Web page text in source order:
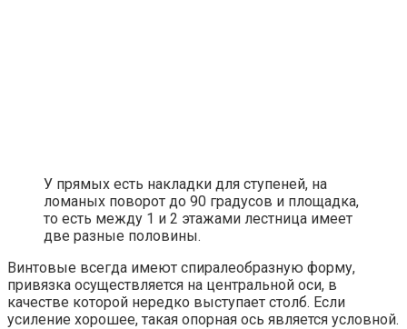
У прямых есть накладки для ступеней, на
ломаных поворот до 90 градусов и площадка,
то есть между 1 и 2 этажами лестница имеет
две разные половины.
Винтовые всегда имеют спиралеобразную форму,
привязка осуществляется на центральной оси, в
качестве которой нередко выступает столб. Если
усиление хорошее, такая опорная ось является условной.